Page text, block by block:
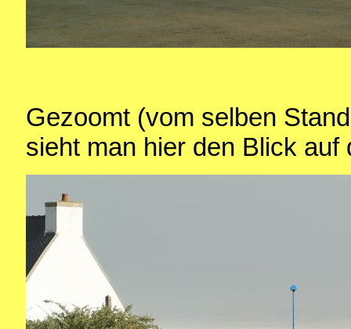
Gezoomt (vom selben
sieht man hier den Blick auf